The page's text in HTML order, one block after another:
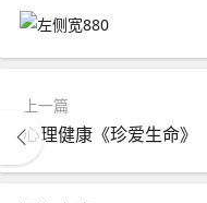
上一篇
心理健康《珍爱生命》